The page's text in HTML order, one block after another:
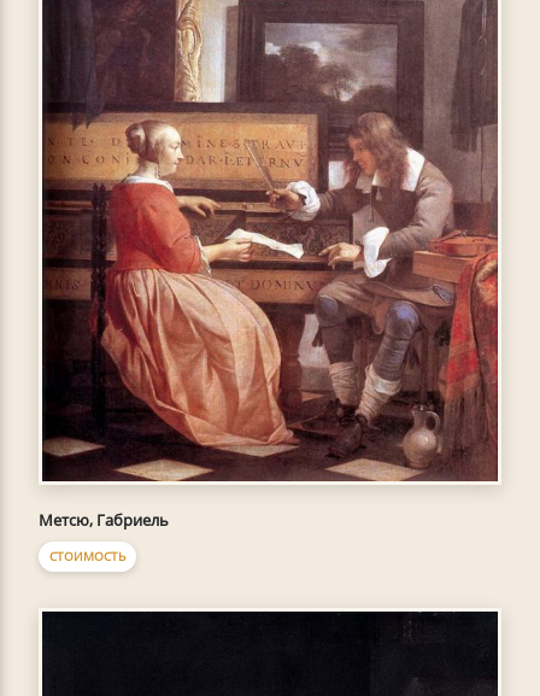
Метсю, Габриель
СТОИМОСТЬ